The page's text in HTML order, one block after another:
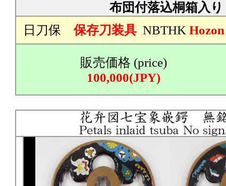
布団付落込桐箱入り
日刀保 保存刀装具 NBTHK Hozon
販売価格 (price)
100,000(JPY)